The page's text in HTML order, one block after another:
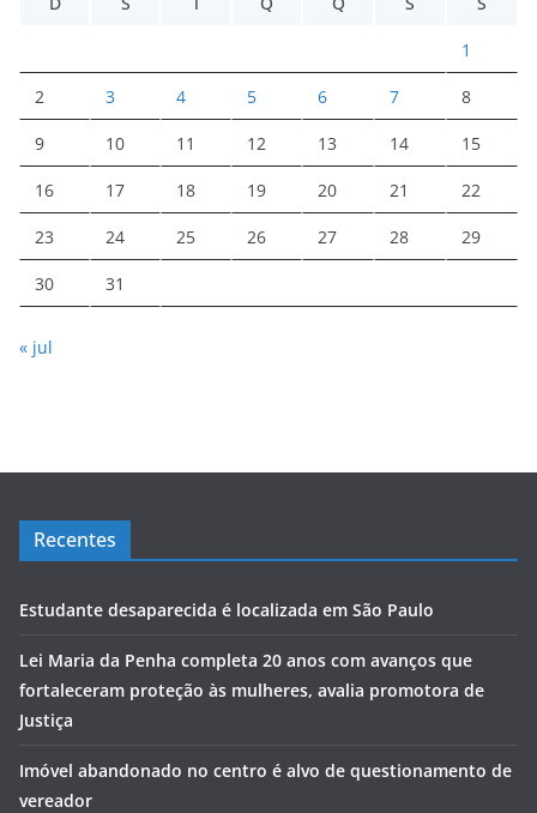
1
2 3 4 5 6 7 8
9 10 11 12 13 14 15
16 17 18 19 20 21 22
23 24 25 26 27 28 29
30 31
« jul
Recentes
Estudante desaparecida é localizada em São Paulo
Lei Maria da Penha completa 20 anos com avanços que
fortaleceram proteção às mulheres, avalia promotora de
Justiça
Imóvel abandonado no centro é alvo de questionamento de
vereador